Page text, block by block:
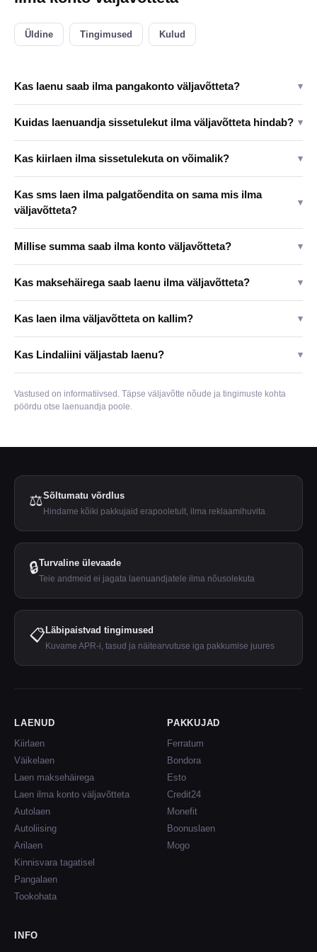
Üldine Tingimused Kulud
Kas laenu saab ilma pangakonto väljavõtteta? ▾
Kuidas laenuandja sissetulekut ilma väljavõtteta hindab? ▾
Kas kiirlaen ilma sissetulekuta on võimalik? ▾
Kas sms laen ilma palgatõendita on sama mis ilma
väljavõtteta?
▾
Millise summa saab ilma konto väljavõtteta? ▾
Kas maksehäirega saab laenu ilma väljavõtteta? ▾
Kas laen ilma väljavõtteta on kallim? ▾
Kas Lindaliini väljastab laenu? ▾
Vastused on informatiivsed. Täpse väljavõtte nõude ja tingimuste kohta
pöördu otse laenuandja poole.
⚖️Sõltumatu võrdlus
Hindame kõiki pakkujaid erapooletult, ilma reklaamihuvita
🔒Turvaline ülevaade
Teie andmeid ei jagata laenuandjatele ilma nõusolekuta
📋Läbipaistvad tingimused
Kuvame APR-i, tasud ja näitearvutuse iga pakkumise juures
LAENUD
Kiirlaen
Väikelaen
Laen maksehäirega
Laen ilma konto väljavõtteta
Autolaen
Autoliising
Arilaen
Kinnisvara tagatisel
Pangalaen
Tookohata
PAKKUJAD
Ferratum
Bondora
Esto
Credit24
Monefit
Boonuslaen
Mogo
INFO